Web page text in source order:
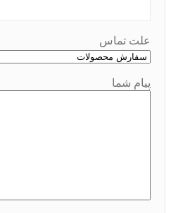
علت تماس
پیام شما